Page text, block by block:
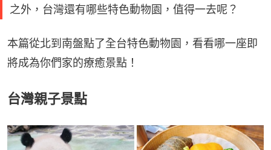
之外，台灣還有哪些特色動物園，值得一去呢？
本篇從北到南盤點了全台特色動物園，看看哪一座即
將成為你們家的療癒景點！
台灣親子景點